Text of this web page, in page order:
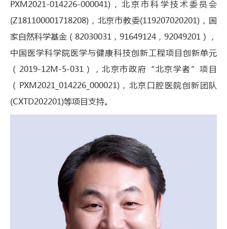
PXM2021-014226-000041)，北京市科学技术委员会
(Z181100001718208)，北京市教委(119207020201)，国
家自然科学基金（82030031，91649124，92049201），
中国医学科学院医学与健康科技创新工程项目创新单元
（2019-12M-5-031），北京市政府“北京学者”项目
（PXM2021_014226_000021)，北京口腔医院创新团队
(CXTD202201)等项目支持。